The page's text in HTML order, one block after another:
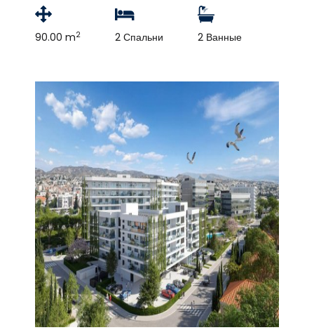
90.00 m2 2 Спальни 2 Ванные